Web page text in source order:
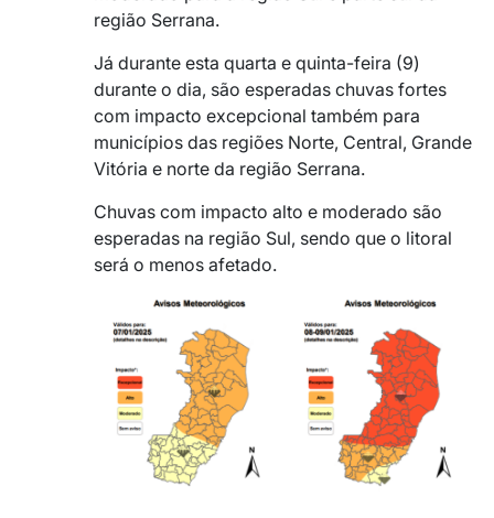
região Serrana.
Já durante esta quarta e quinta-feira (9)
durante o dia, são esperadas chuvas fortes
com impacto excepcional também para
municípios das regiões Norte, Central, Grande
Vitória e norte da região Serrana.
Chuvas com impacto alto e moderado são
esperadas na região Sul, sendo que o litoral
será o menos afetado.